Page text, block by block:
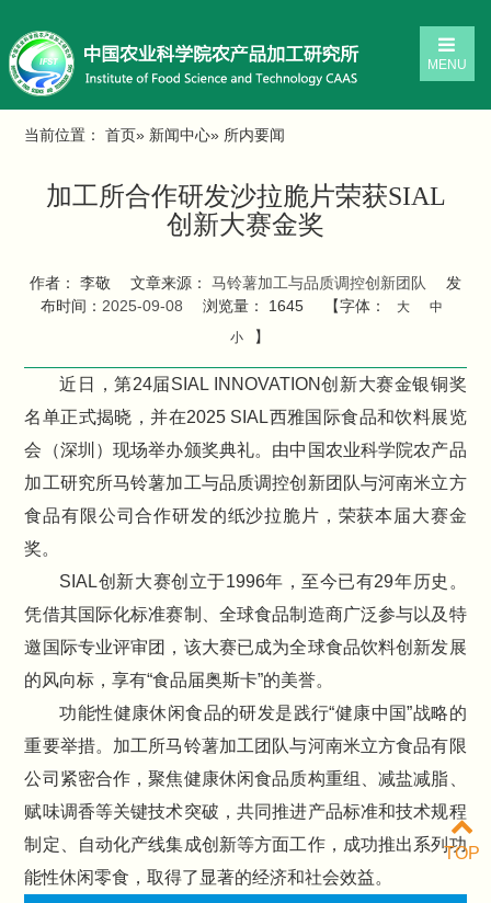
MENU
当前位置：首页» 新闻中心» 所内要闻
加工所合作研发沙拉脆片荣获SIAL
创新大赛金奖
作者： 李敬 文章来源： 马铃薯加工与品质调控创新团队
发
布时间： 2025-09-08 浏览量： 1645 【字体： 大
中
小
】
近日，第24届SIAL INNOVATION创新大赛金银铜奖
名单正式揭晓，并在2025 SIAL西雅国际食品和饮料展览
会（深圳）现场举办颁奖典礼。由中国农业科学院农产品
加工研究所马铃薯加工与品质调控创新团队与河南米立方
食品有限公司合作研发的纸沙拉脆片，荣获本届大赛金
奖。
SIAL创新大赛创立于1996年，至今已有29年历史。
凭借其国际化标准赛制、全球食品制造商广泛参与以及特
邀国际专业评审团，该大赛已成为全球食品饮料创新发展
的风向标，享有“食品届奥斯卡”的美誉。
功能性健康休闲食品的研发是践行“健康中国”战略的
重要举措。加工所马铃薯加工团队与河南米立方食品有限
公司紧密合作，聚焦健康休闲食品质构重组、减盐减脂、
赋味调香等关键技术突破，共同推进产品标准和技术规程
制定、自动化产线集成创新等方面工作，成功推出系列功
能性休闲零食，取得了显著的经济和社会效益。
TOP